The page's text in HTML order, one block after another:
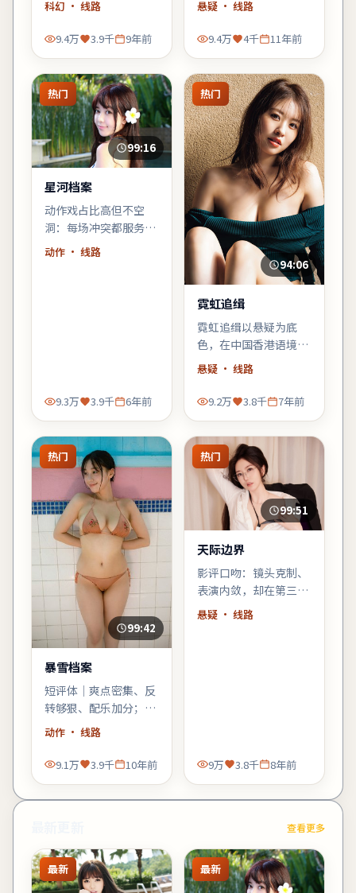
好者一试。
科幻 · 线路
9.4万 3.9千 9年前
物的外壳。
悬疑 · 线路
9.4万 4千 11年前
热门
99:16
星河档案
动作戏占比高但不空
洞：每场冲突都服务于
人物弧光，乌尔善擅长
的群像调度在此片依然
动作· 线路
9.3万 3.9千 6年前
热门
94:06
霓虹追缉
霓虹追缉以悬疑为底
色，在中国香港语境里
铺陈悬念：当日常秩序
人都必须重新选择立
悬疑 · 线路
9.2万 3.8千 7年前
热门
99:42
暴雪档案
短评体｜爽点密集、反
转够狠、配乐加分；缺
点是个别配角工具人
化，整体仍值得动作爱
好者一试。
动作· 线路
9.1万 3.9千 10年前
热门
99:51
天际边界
影评口吻：镜头克制、
表演内敛，却在第三幕
用一场雨戏把张力推到
顶点——张译的细微表
悬疑 · 线路
9万 3.8千 8年前
查看更多
最新 最新